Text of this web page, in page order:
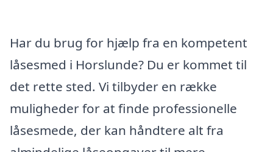
Har du brug for hjælp fra en kompetent
låsesmed i Horslunde? Du er kommet til
det rette sted. Vi tilbyder en række
muligheder for at finde professionelle
låsesmede, der kan håndtere alt fra